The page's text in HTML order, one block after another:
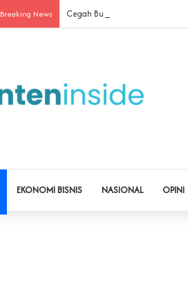
Breaking News Cegah Buruh Terjerat Judol dan
EKONOMI BISNIS NASIONAL OPINI